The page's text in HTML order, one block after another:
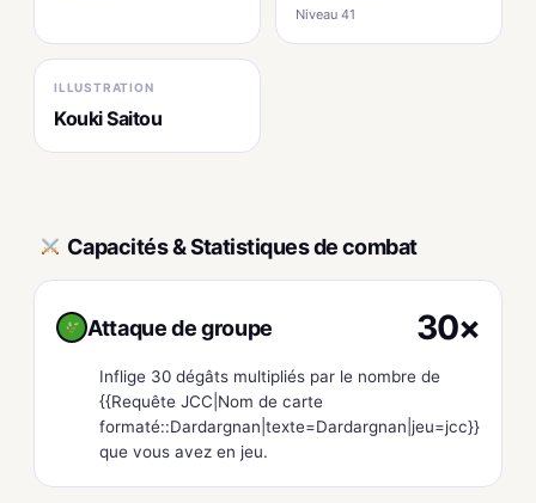
Niveau 41
ILLUSTRATION
Kouki Saitou
Capacités & Statistiques de combat
Attaque de groupe 30×
Inflige 30 dégâts multipliés par le nombre de
{{Requête JCC|Nom de carte
formaté::Dardargnan|texte=Dardargnan|jeu=jcc}}
que vous avez en jeu.